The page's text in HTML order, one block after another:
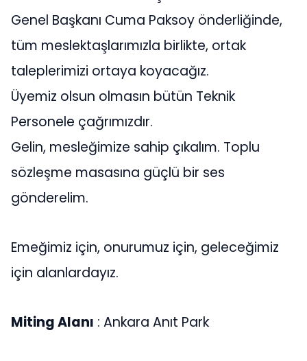
Genel Başkanı Cuma Paksoy önderliğinde,
tüm meslektaşlarımızla birlikte, ortak
taleplerimizi ortaya koyacağız.
Üyemiz olsun olmasın bütün Teknik
Personele çağrımızdır.
Gelin, mesleğimize sahip çıkalım. Toplu
sözleşme masasına güçlü bir ses
gönderelim.
Emeğimiz için, onurumuz için, geleceğimiz
için alanlardayız.
Miting Alanı : Ankara Anıt Park